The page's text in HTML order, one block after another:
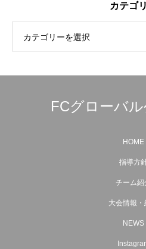
カテゴ
カテゴリーを選択
FCグローバ
HOME
指導方
チーム紹
大会情報・
NEWS